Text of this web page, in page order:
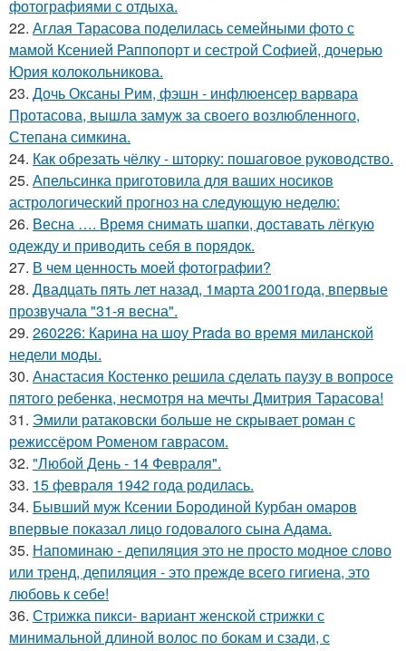
фотографиями с отдыха.
22. Аглая Тарасова поделилась семейными фото с
мамой Ксенией Раппопорт и сестрой Софией, дочерью
Юрия колокольникова.
23. Дочь Оксаны Рим, фэшн - инфлюенсер варвара
Протасова, вышла замуж за своего возлюбленного,
Степана симкина.
24. Как обрезать чёлку - шторку: пошаговое руководство.
25. Апельсинка приготовила для ваших носиков
астрологический прогноз на следующую неделю:
26. Весна …. Время снимать шапки, доставать лёгкую
одежду и приводить себя в порядок.
27. В чем ценность моей фотографии?
28. Двадцать пять лет назад, 1марта 2001года, впервые
прозвучала "31-я весна".
29. 260226: Карина на шоу Prada во время миланской
недели моды.
30. Анастасия Костенко решила сделать паузу в вопросе
пятого ребенка, несмотря на мечты Дмитрия Тарасова!
31. Эмили ратаковски больше не скрывает роман с
режиссёром Роменом гаврасом.
32. "Любой День - 14 Февраля".
33. 15 февраля 1942 года родилась.
34. Бывший муж Ксении Бородиной Курбан омаров
впервые показал лицо годовалого сына Адама.
35. Напоминаю - депиляция это не просто модное слово
или тренд, депиляция - это прежде всего гигиена, это
любовь к себе!
36. Стрижка пикси- вариант женской стрижки с
минимальной длиной волос по бокам и сзади, с